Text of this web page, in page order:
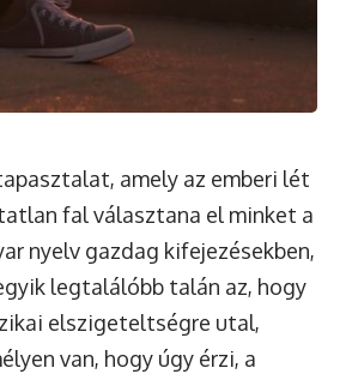
amely az emberi lét
fal választana el minket a
nyelv gazdag kifejezésekben,
legtalálóbb talán az, hogy
elszigeteltségre utal,
van, hogy úgy érzi, a